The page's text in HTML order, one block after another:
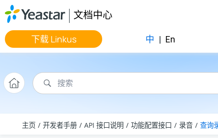
跳转到主要内容
文档中心
下载 Linkus 中 | En
主页 开发者手册 API 接口说明 功能配置接口 录音 查询